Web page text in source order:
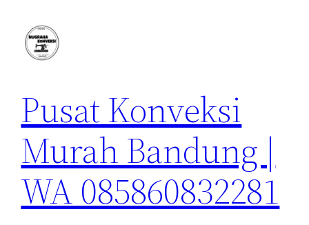
konten
Pusat Konveksi
Murah Bandung |
WA 085860832281